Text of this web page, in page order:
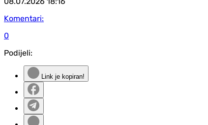
Komentari:
0
Podijeli:
Link je kopiran!